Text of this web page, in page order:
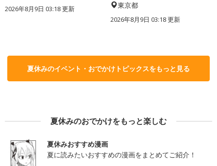
2026年8月9日 03:18更新 東京都
2026年8月9日 03:18更新
夏休みのイベント・おでかけトピックスをもっと見る
夏休みのおでかけをもっと楽しむ
夏休みおすすめ漫画
夏に読みたいおすすめの漫画をまとめてご紹介！